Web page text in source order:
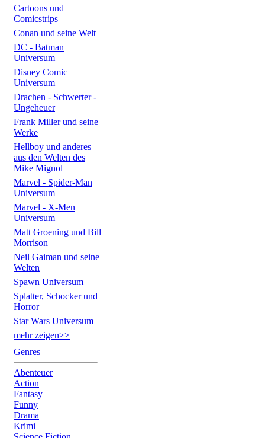
Cartoons und
Comicstrips
Conan und seine Welt
DC - Batman
Universum
Disney Comic
Universum
Drachen - Schwerter -
Ungeheuer
Frank Miller und seine
Werke
Hellboy und anderes
aus den Welten des
Mike Mignol
Marvel - Spider-Man
Universum
Marvel - X-Men
Universum
Matt Groening und Bill
Morrison
Neil Gaiman und seine
Welten
Spawn Universum
Splatter, Schocker und
Horror
Star Wars Universum
mehr zeigen>>
Genres
Abenteuer
Action
Fantasy
Funny
Drama
Krimi